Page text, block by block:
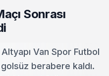
Sonrası
Van Spor Futbol
berabere kaldı.